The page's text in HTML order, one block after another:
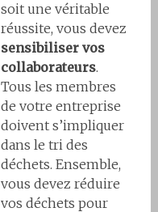
soit une véritable
réussite, vous devez
sensibiliser vos
collaborateurs.
Tous les membres
de votre entreprise
doivent s’impliquer
dans le tri des
déchets. Ensemble,
vous devez réduire
vos déchets pour